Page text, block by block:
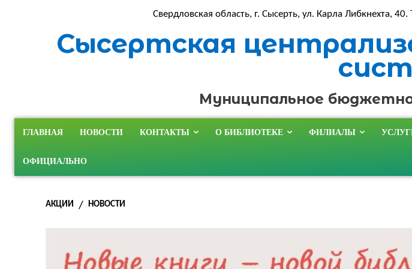
Свердловская область, г. Сысерть, ул. Карла Либкнехта,
Сысертская
Муниципальное
ГЛАВНАЯ НОВОСТИ КОНТАКТЫ О БИБЛИОТЕКЕ ФИЛИАЛЫ
ОФИЦИАЛЬНО
АКЦИИ НОВОСТИ